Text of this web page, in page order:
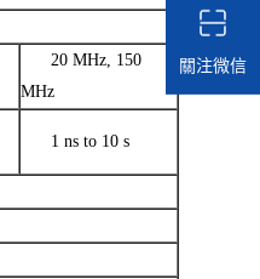
20 MHz, 150
MHz
1 ns to 10 s
關注微信